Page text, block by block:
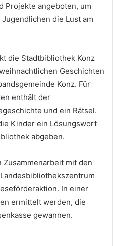
Projekte angeboten, um
die Lust am
die Stadtbibliothek Konz
Geschichten
Konz. Für
enthält der
und ein Rätsel.
Kinder ein Lösungswort
abgeben.
mit den
In einer
ermittelt werden, die
gewannen.